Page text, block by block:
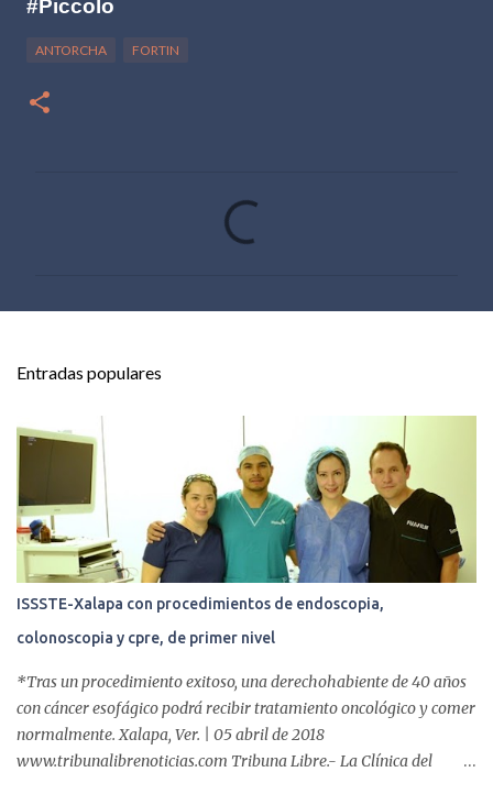
#Piccolo
ANTORCHA FORTIN
s
Entradas populares
ISSSTE-Xalapa con procedimientos de endoscopia,
colonoscopia y cpre, de primer nivel
*Tras un procedimiento exitoso, una derechohabiente de 40 años
con cáncer esofágico podrá recibir tratamiento oncológico y comer
normalmente. Xalapa, Ver. | 05 abril de 2018
www.tribunalibrenoticias.com Tribuna Libre.- La Clínica del